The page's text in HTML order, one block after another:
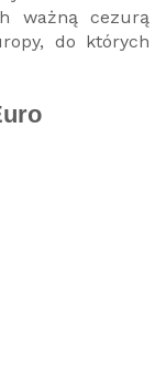
ważną cezurą
do których